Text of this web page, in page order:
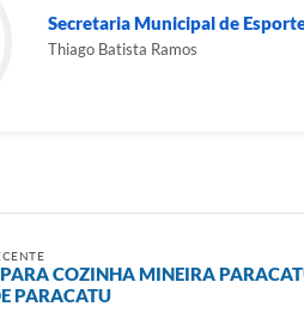
Secretaria Municipal de
Thiago Batista Ramos
PARA COZINHA MINEIRA
PARACATU